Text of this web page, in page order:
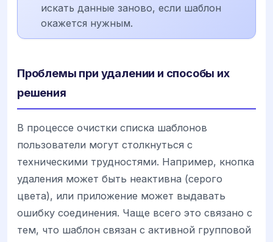
искать данные заново, если шаблон
окажется нужным.
Проблемы при удалении и способы их
решения
В процессе очистки списка шаблонов
пользователи могут столкнуться с
техническими трудностями. Например, кнопка
удаления может быть неактивна (серого
цвета), или приложение может выдавать
ошибку соединения. Чаще всего это связано с
тем, что шаблон связан с активной групповой